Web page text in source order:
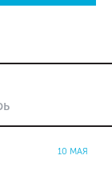
10 МАЯ